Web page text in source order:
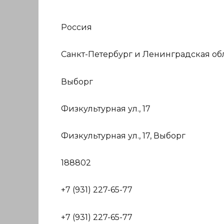
Россия
Санкт-Петербург и Ленинградская
Выборг
Физкультурная ул., 17
Физкультурная ул., 17, Выборг
188802
+7 (931) 227-65-77
+7 (931) 227-65-77